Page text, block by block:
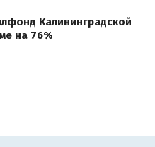
Калининградской
на 76%